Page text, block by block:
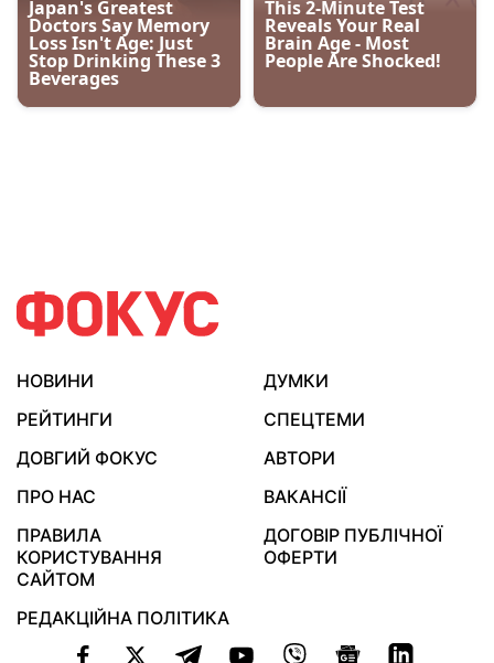
НОВИНИ
ДУМКИ
РЕЙТИНГИ
СПЕЦТЕМИ
ДОВГИЙ ФОКУС
АВТОРИ
ПРО НАС
ВАКАНСІЇ
ПРАВИЛА
КОРИСТУВАННЯ
САЙТОМ
ДОГОВІР ПУБЛІЧНОЇ
ОФЕРТИ
РЕДАКЦІЙНА ПОЛІТИКА